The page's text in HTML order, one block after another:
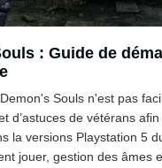
: Guide de
Souls n'est pas
d’astuces de vétérans
la versions Playstation 5
jouer, gestion des âmes